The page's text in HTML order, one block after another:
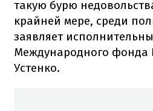
такую ​​бурю
крайней мере, среди
заявляет
Международного фонда
Устенко.